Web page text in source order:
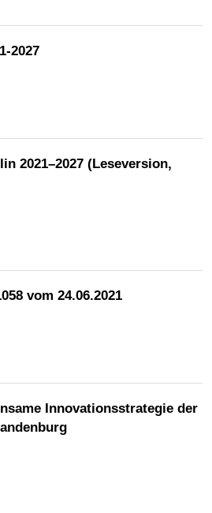
2027
2021–2027 (Leseversion,
vom 24.06.2021
Innovationsstrategie der